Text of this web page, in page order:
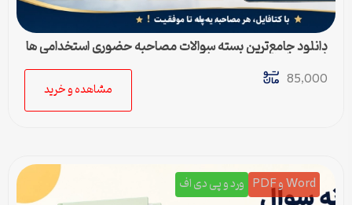
دانلود جامع‌ترین بسته سوالات مصاحبه حضوری استخدامی ها
85,000
مشاهده و خرید
Word و PDF ورد و پی دی اف